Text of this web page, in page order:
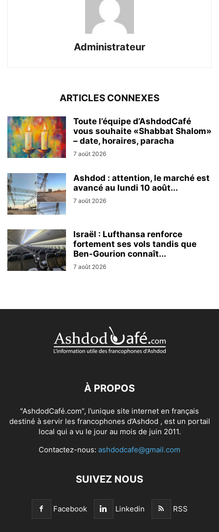
Administrateur
ARTICLES CONNEXES
Toute l’équipe d’AshdodCafé
vous souhaite «Shabbat Shalom»
– date, horaires, paracha
7 août 2026
Ashdod : attention, le marché est
avancé au lundi 10 août...
7 août 2026
Israël : Lufthansa renforce
fortement ses vols tandis que
Ben-Gourion connaît...
7 août 2026
À PROPOS
"AshdodCafé.com”, l’unique site internet en français
destiné à servir les francophones d’Ashdod , est un portail
local qui a vu le jour au mois de juin 2011.
Contactez-nous: ashdodcafe@gmail.com
SUIVEZ NOUS
Facebook Linkedin RSS